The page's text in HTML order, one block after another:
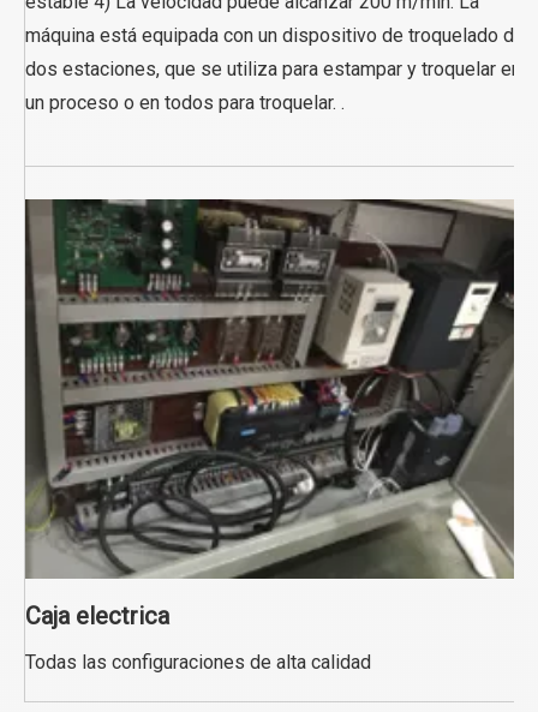
máquina está equipada con un dispositivo de troquelado de
dos estaciones, que se utiliza para estampar y troquelar en
un proceso o en todos para troquelar. .
Caja electrica
Todas las configuraciones de alta calidad